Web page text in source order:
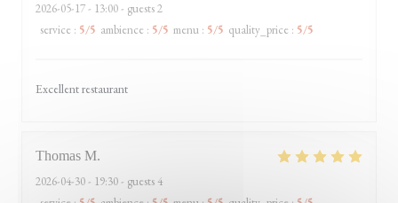
2026-05-17- 13:00 - guests 2
service : 5/5 ambience : 5/5 menu : 5/5 quality_price : 5/5
Excellent restaurant
Thomas M
2026-04-30- 19:30 - guests 4